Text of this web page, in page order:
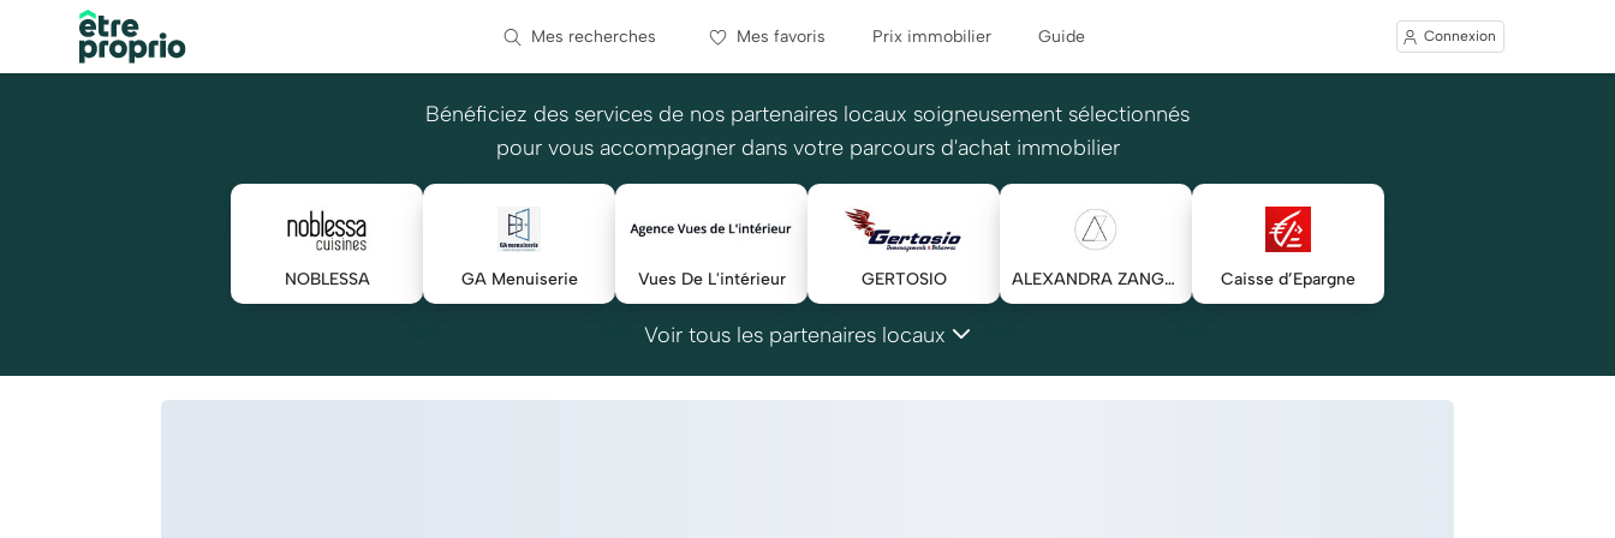
Mes recherches Mes favoris Prix immobilier Guide Connexion
Bénéficiez des services de nos partenaires locaux soigneusement sélectionnés
pour vous accompagner dans votre parcours d'achat immobilier
NOBLESSA GA Menuiserie Vues De L'intérieur GERTOSIO ALEXANDRA ZANGHELLINI Caisse d’Epargne
Voir tous les partenaires locaux